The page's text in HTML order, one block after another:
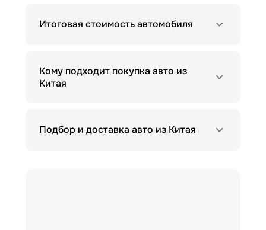
Итоговая стоимость автомобиля
Кому подходит покупка авто из
Китая
Подбор и доставка авто из Китая